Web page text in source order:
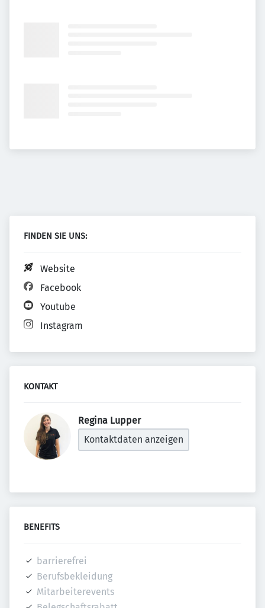
FINDEN SIE UNS:
Website
Facebook
Youtube
Instagram
KONTAKT
Regina Lupper
Kontaktdaten anzeigen
BENEFITS
barrierefrei
Berufsbekleidung
Mitarbeiterevents